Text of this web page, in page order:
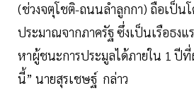
(ช่วงจตุโชติ-ถนนลำลูกกา) ถือเป็นโ
ประมาณจากภาครัฐ ซึ่งเป็นเรือธง
หาผู้ชนะการประมูลได้ภายใน 1 ปี
นี้” นายสุรเชษฐ์ กล่าว